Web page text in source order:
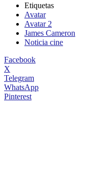
Etiquetas
Avatar
Avatar 2
James Cameron
Noticia cine
Facebook
X
Telegram
WhatsApp
Pinterest